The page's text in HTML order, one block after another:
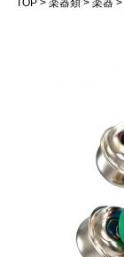
TOP> 楽器類> 楽器>